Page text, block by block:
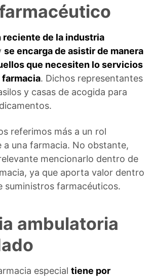
reciente de la industria
se encarga de asistir de manera
que necesiten lo servicios
farmacia. Dichos representantes
y casas de acogida para
referimos más a un rol
a una farmacia. No obstante,
mencionarlo dentro de
ya que aporta valor dentro
suministros farmacéuticos.
ambulatoria
especial tiene por